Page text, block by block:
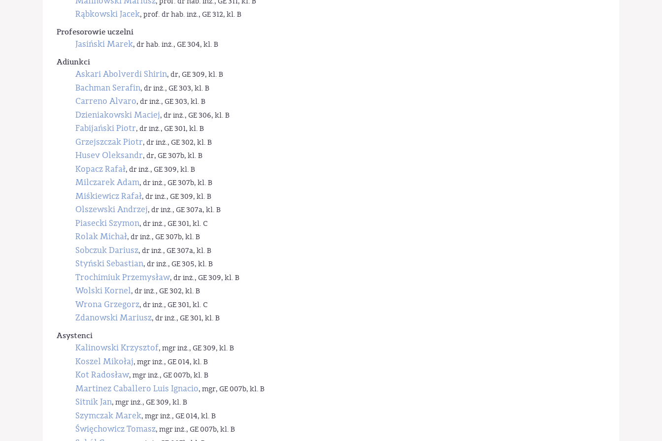
Rąbkowski Jacek, prof. dr hab. inż., GE 312, kl. B
Profesorowie uczelni
Jasiński Marek, dr hab. inż., GE 304, kl. B
Adiunkci
Askari Abolverdi Shirin, dr, GE 309, kl. B
Bachman Serafin, dr inż., GE 303, kl. B
Carreno Alvaro, dr inż., GE 303, kl. B
Dzieniakowski Maciej, dr inż., GE 306, kl. B
Fabijański Piotr, dr inż., GE 301, kl. B
Grzejszczak Piotr, dr inż., GE 302, kl. B
Husev Oleksandr, dr, GE 307b, kl. B
Kopacz Rafał, dr inż., GE 309, kl. B
Milczarek Adam, dr inż., GE 307b, kl. B
Miśkiewicz Rafał, dr inż., GE 309, kl. B
Olszewski Andrzej, dr inż., GE 307a, kl. B
Piasecki Szymon, dr inż., GE 301, kl. C
Rolak Michał, dr inż., GE 307b, kl. B
Sobczuk Dariusz, dr inż., GE 307a, kl. B
Styński Sebastian, dr inż., GE 305, kl. B
Trochimiuk Przemysław, dr inż., GE 309, kl. B
Wolski Kornel, dr inż., GE 302, kl. B
Wrona Grzegorz, dr inż., GE 301, kl. C
Zdanowski Mariusz, dr inż., GE 301, kl. B
Asystenci
Kalinowski Krzysztof, mgr inż., GE 309, kl. B
Koszel Mikołaj, mgr inż., GE 014, kl. B
Kot Radosław, mgr inż., GE 007b, kl. B
Martinez Caballero Luis Ignacio, mgr, GE 007b, kl. B
Sitnik Jan, mgr inż., GE 309, kl. B
Szymczak Marek, mgr inż., GE 014, kl. B
Święchowicz Tomasz, mgr inż., GE 007b, kl. B